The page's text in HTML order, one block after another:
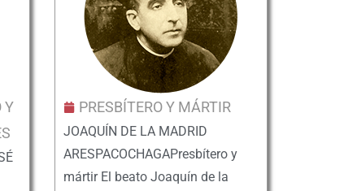
Y
PRESBÍTERO Y MÁRTIR
JOAQUÍN DE LA MADRID
ARESPACOCHAGAPresbítero y
mártir El beato Joaquín de la